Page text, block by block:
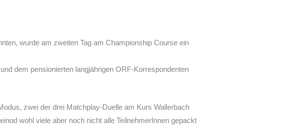
wurde am zweiten Tag am Championship Course ein
dem pensionierten langjährigen ORF-Korrespondenten
zwei der drei Matchplay-Duelle am Kurs Wallerbach
wohl viele aber noch nicht alle TeilnehmerInnen gepackt